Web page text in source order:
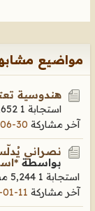
مواضيع
هندوسية
استجابة 1 19,652
آخر مشاركة 30-06-2019, 15:56
نصراني
بواسطة
استجابة 1 5,244 مشاهدات
آخر مشاركة 11-01-2019, 21:01